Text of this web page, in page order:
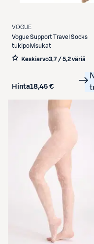
VOGUE
VogueSupport Travel Socks
tukipolvisukat
Keskiarvo3,7 / 5,2 väriä
Hinta18,45 €